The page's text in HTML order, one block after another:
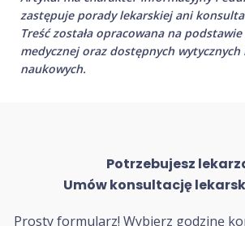
zastępuje porady lekarskiej ani
Treść została opracowana na
medycznej oraz dostępnych
naukowych.
Potrzebujesz
Umów konsultację
Prosty formularz! Wybierz godzinę